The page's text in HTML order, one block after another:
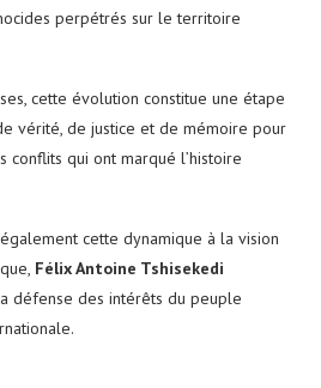
perpétrés sur le territoire
cette évolution constitue une étape
vérité, de justice et de mémoire pour
conflits qui ont marqué l’histoire
cette dynamique à la vision
Félix Antoine Tshisekedi
défense des intérêts du peuple